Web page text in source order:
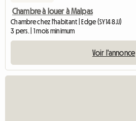
Chambre à louer à Malpas
Chambre chez l'habitant | Edge (SY14 8JJ)
3 pers. | 1 mois minimum
Voir l'annonce